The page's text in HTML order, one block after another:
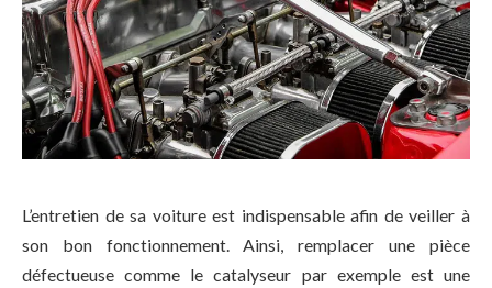
L’entretien de sa voiture est indispensable afin de veiller à
son bon fonctionnement. Ainsi, remplacer une pièce
défectueuse comme le catalyseur par exemple est une